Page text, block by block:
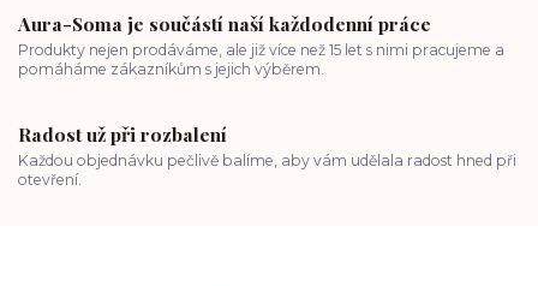
Aura-Soma je součástí naší každodenní práce
Produkty nejen prodáváme, ale již více než 15 let s nimi pracujeme a
pomáháme zákazníkům s jejich výběrem.
Radost už při rozbalení
Každou objednávku pečlivě balíme, aby vám udělala radost hned při
otevření.